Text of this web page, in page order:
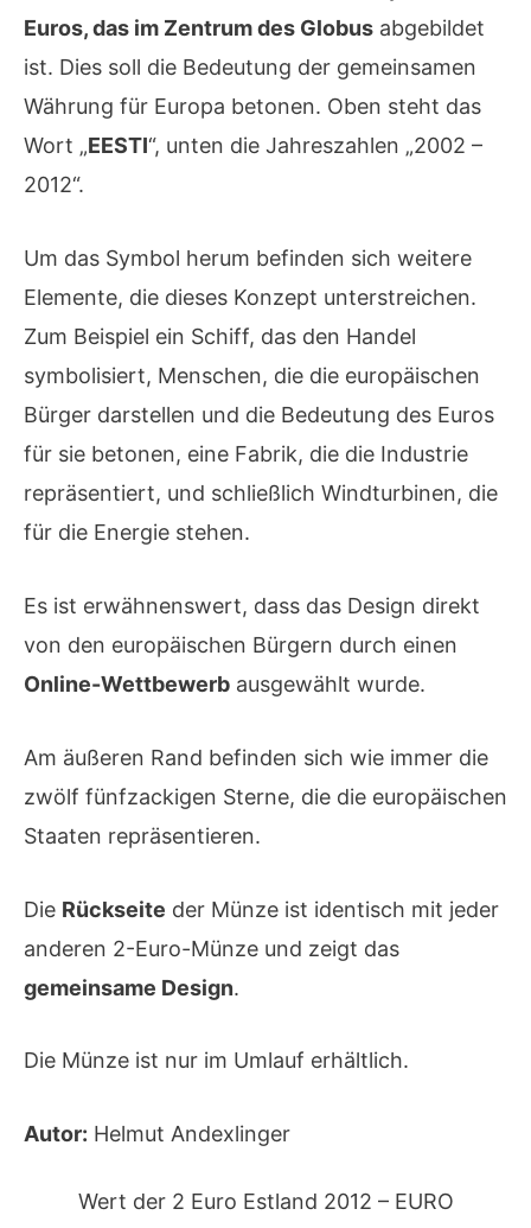
Euros, das im Zentrum des Globus abgebildet
ist. Dies soll die Bedeutung der gemeinsamen
Währung für Europa betonen. Oben steht das
Wort „EESTI“, unten die Jahreszahlen „2002 –
2012“.
Um das Symbol herum befinden sich weitere
Elemente, die dieses Konzept unterstreichen.
Zum Beispiel ein Schiff, das den Handel
symbolisiert, Menschen, die die europäischen
Bürger darstellen und die Bedeutung des Euros
für sie betonen, eine Fabrik, die die Industrie
repräsentiert, und schließlich Windturbinen, die
für die Energie stehen.
Es ist erwähnenswert, dass das Design direkt
von den europäischen Bürgern durch einen
Online-Wettbewerb ausgewählt wurde.
Am äußeren Rand befinden sich wie immer die
zwölf fünfzackigen Sterne, die die europäischen
Staaten repräsentieren.
Die Rückseite der Münze ist identisch mit jeder
anderen 2-Euro-Münze und zeigt das
gemeinsame Design.
Die Münze ist nur im Umlauf erhältlich.
Autor: Helmut Andexlinger
Wert der 2 Euro Estland 2012 – EURO